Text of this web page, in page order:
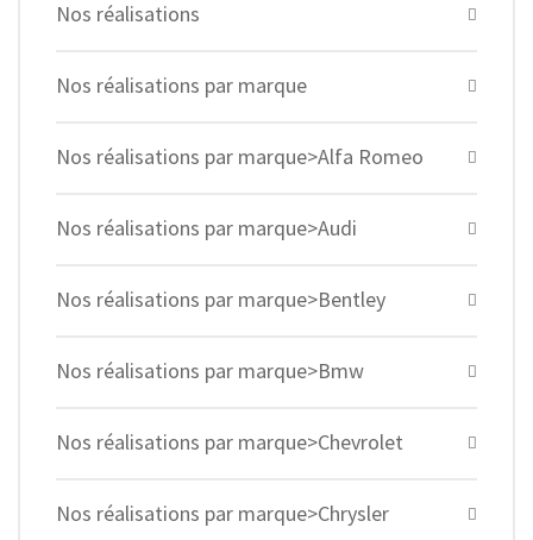
Nos réalisations
Nos réalisations par marque
Nos réalisations par marque>Alfa Romeo
Nos réalisations par marque>Audi
Nos réalisations par marque>Bentley
Nos réalisations par marque>Bmw
Nos réalisations par marque>Chevrolet
Nos réalisations par marque>Chrysler